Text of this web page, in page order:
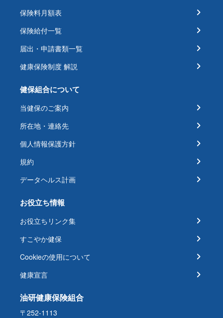
保険料月額表
保険給付一覧
届出・申請書類一覧
健康保険制度 解説
健保組合について
当健保のご案内
所在地・連絡先
個人情報保護方針
規約
データヘルス計画
お役立ち情報
お役立ちリンク集
すこやか健保
Cookieの使用について
健康宣言
油研健康保険組合
〒252-1113